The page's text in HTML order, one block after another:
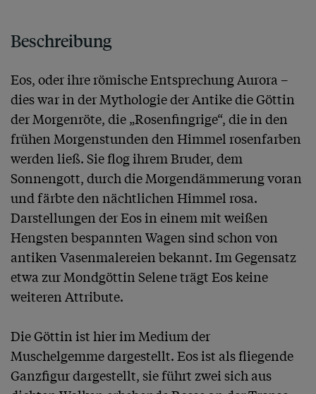
Beschreibung
Eos, oder ihre römische Entsprechung Aurora –
dies war in der Mythologie der Antike die Göttin
der Morgenröte, die „Rosenfingrige“, die in den
frühen Morgenstunden den Himmel rosenfarben
werden ließ. Sie flog ihrem Bruder, dem
Sonnengott, durch die Morgendämmerung voran
und färbte den nächtlichen Himmel rosa.
Darstellungen der Eos in einem mit weißen
Hengsten bespannten Wagen sind schon von
antiken Vasenmalereien bekannt. Im Gegensatz
etwa zur Mondgöttin Selene trägt Eos keine
weiteren Attribute.
Die Göttin ist hier im Medium der
Muschelgemme dargestellt. Eos ist als fliegende
Ganzfigur dargestellt, sie führt zwei sich aus